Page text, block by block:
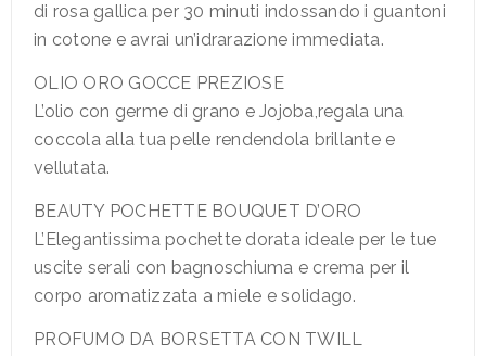
di rosa gallica per 30 minuti indossando i guantoni
in cotone e avrai un’idrarazione immediata.
OLIO ORO GOCCE PREZIOSE
L’olio con germe di grano e Jojoba,regala una
coccola alla tua pelle rendendola brillante e
vellutata.
BEAUTY POCHETTE BOUQUET D’ORO
L’Elegantissima pochette dorata ideale per le tue
uscite serali con bagnoschiuma e crema per il
corpo aromatizzata a miele e solidago.
PROFUMO DA BORSETTA CON TWILL